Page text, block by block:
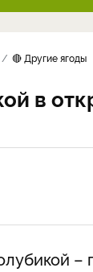
🔴 Другие ягоды
в